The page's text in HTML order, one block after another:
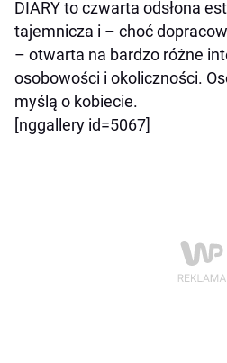
DIARY to czwarta odsłona
tajemnicza i – choć
– otwarta na bardzo różne
osobowości i okoliczności.
myślą o kobiecie.
[nggallery id=5067]